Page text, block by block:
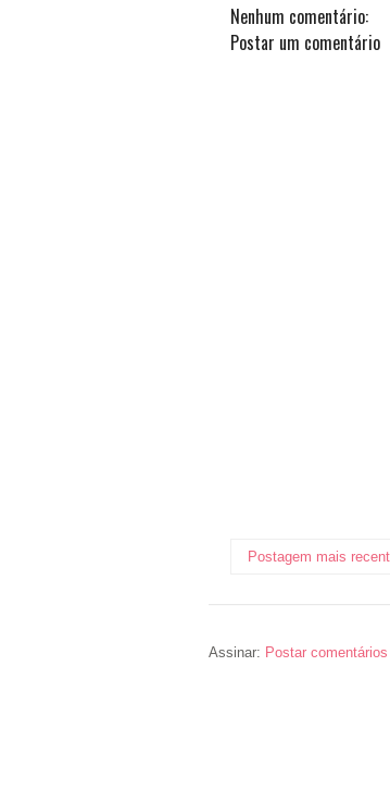
Nenhum comentário:
Postar um comentário
Postagem mais
Assinar: Postar